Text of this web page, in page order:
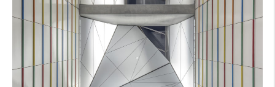
Arquitecto:
Color: